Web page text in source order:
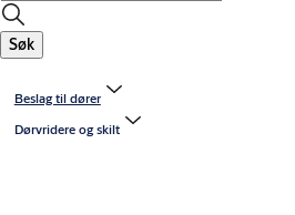
Søk
Beslag til dører
Dørvridere og skilt